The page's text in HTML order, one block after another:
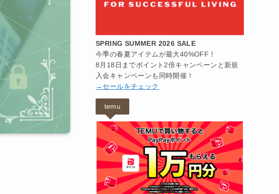
SPRING SUMMER 2026 SALE
今季の春夏アイテムが最大40%OFF！
8月18日までポイント2倍キャンペーンと新規
入会キャンペーンも同時開催！
→セールをチェック
temu